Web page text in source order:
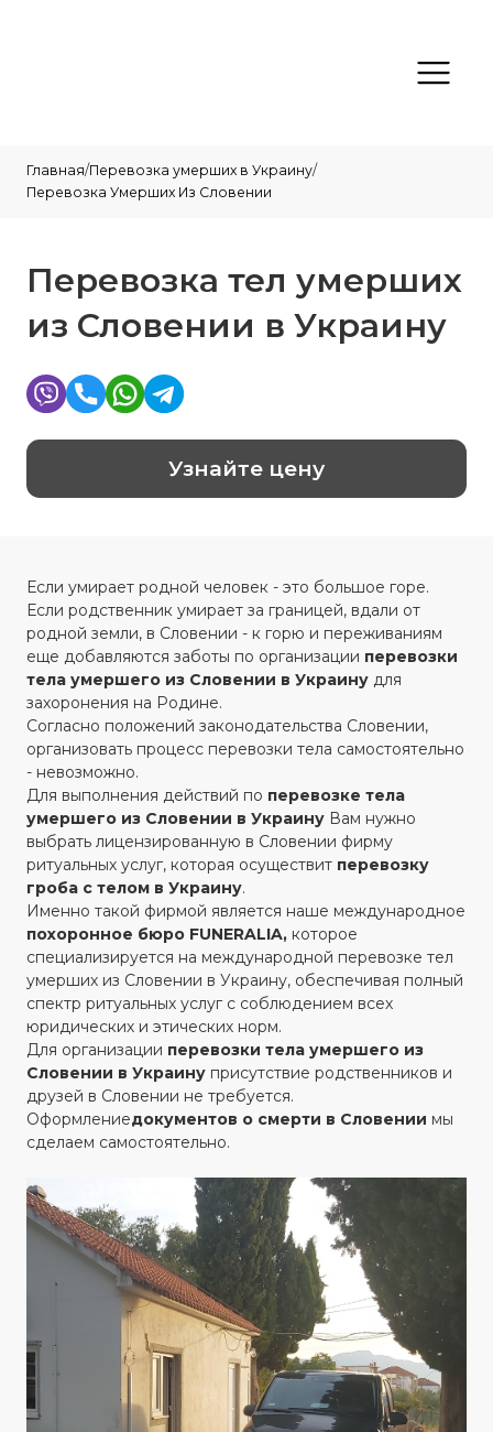
Главная/Перевозка умерших в Украину/
Перевозка Умерших Из Словении
Перевозка тел умерших
из Словении в Украину
Узнайте цену
Если умирает родной человек - это большое горе.
Если родственник умирает за границей, вдали от
родной земли, в Словении - к горю и переживаниям
еще добавляются заботы по организации перевозки
тела умершего из Словении в Украинудля
захоронения на Родине.
Согласно положений законодательства Словении,
организовать процесс перевозки тела самостоятельно
- невозможно.
Для выполнения действий по перевозке тела
умершего из Словении в УкраинуВам нужно
выбрать лицензированную в Словении фирму
ритуальных услуг, которая осуществит перевозку
гроба с телом в Украину.
Именно такой фирмой является наше международное
похоронное бюро FUNERALIA, которое
специализируется на международной перевозке тел
умерших из Словении в Украину, обеспечивая полный
спектр ритуальных услуг с соблюдением всех
юридических и этических норм.
Для организации перевозки тела умершего из
Словении в Украинуприсутствие родственников и
друзей в Словении не требуется.
‍Оформлениедокументов о смерти в Словении мы
сделаем самостоятельно.